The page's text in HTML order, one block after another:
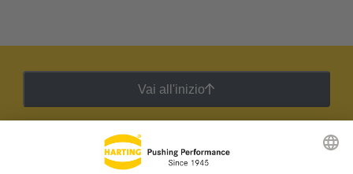
Vai all'inizio
Newsletter HARTING